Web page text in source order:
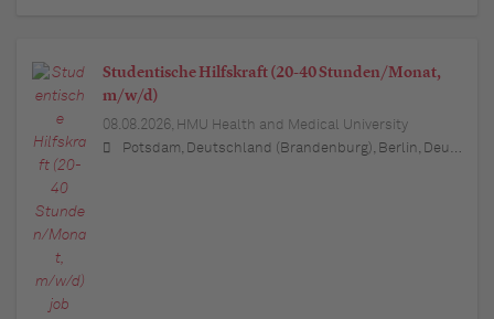
Studentische Hilfskraft (20-40 Stunden/Monat,
m/w/d)
08.08.2026, HMU Health and Medical University
Potsdam, Deutschland (Brandenburg), Berlin, Deutschland